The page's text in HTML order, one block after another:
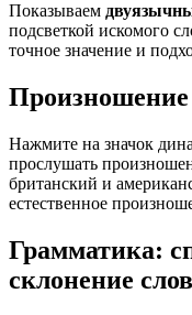
Показываем
подсветкой искомого
точное значение и
Произношение
Нажмите на значок
прослушать
британский и
естественное
Грамматика:
склонение слов